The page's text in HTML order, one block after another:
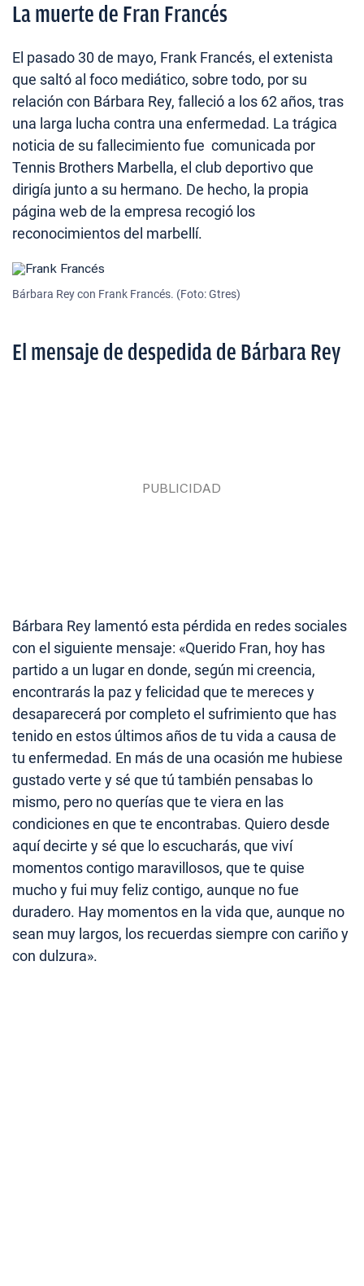
La muerte de Fran Francés
El pasado 30 de mayo, Frank Francés, el extenista
que saltó al foco mediático, sobre todo, por su
relación con Bárbara Rey, falleció a los 62 años, tras
una larga lucha contra una enfermedad. La trágica
noticia de su fallecimiento fue comunicada por
Tennis Brothers Marbella, el club deportivo que
dirigía junto a su hermano. De hecho, la propia
página web de la empresa recogió los
reconocimientos del marbellí.
Bárbara Rey con Frank Francés. (Foto: Gtres)
El mensaje de despedida de Bárbara Rey
Bárbara Rey lamentó esta pérdida en redes sociales
con el siguiente mensaje: «Querido Fran, hoy has
partido a un lugar en donde, según mi creencia,
encontrarás la paz y felicidad que te mereces y
desaparecerá por completo el sufrimiento que has
tenido en estos últimos años de tu vida a causa de
tu enfermedad. En más de una ocasión me hubiese
gustado verte y sé que tú también pensabas lo
mismo, pero no querías que te viera en las
condiciones en que te encontrabas. Quiero desde
aquí decirte y sé que lo escucharás, que viví
momentos contigo maravillosos, que te quise
mucho y fui muy feliz contigo, aunque no fue
duradero. Hay momentos en la vida que, aunque no
sean muy largos, los recuerdas siempre con cariño y
con dulzura».